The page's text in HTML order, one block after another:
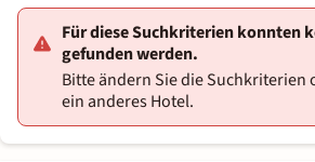
Für diese Suchkriterien konnten
gefunden werden.
Bitte ändern Sie die Suchkriterien
ein anderes Hotel.